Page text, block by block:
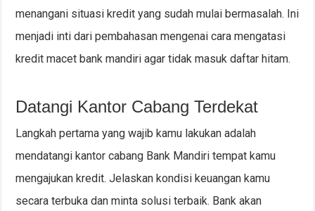
menangani situasi kredit yang sudah mulai bermasalah. Ini
menjadi inti dari pembahasan mengenai cara mengatasi
kredit macet bank mandiri agar tidak masuk daftar hitam.
Datangi Kantor Cabang Terdekat
Langkah pertama yang wajib kamu lakukan adalah
mendatangi kantor cabang Bank Mandiri tempat kamu
mengajukan kredit. Jelaskan kondisi keuangan kamu
secara terbuka dan minta solusi terbaik. Bank akan